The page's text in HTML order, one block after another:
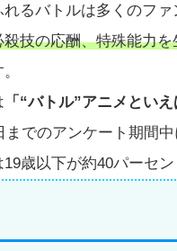
るバトルは多くのファ
殺技の応酬、特殊能力
「“バトル”アニメといえ
でのアンケート期間
歳以下が約40パーセ